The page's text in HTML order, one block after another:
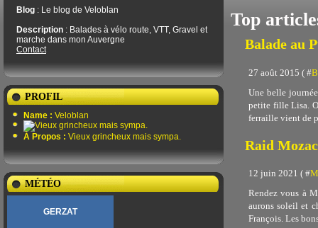
Blog : Le blog de Veloblan
Description : Balades à vélo route, VTT, Gravel et
marche dans mon Auvergne
Contact
PROFIL
Name : Veloblan
À Propos : Vieux grincheux mais sympa.
MÉTÉO
Top
Balade au
27 août 2015 ( #
Une belle
petite fille Lisa.
ferraille vient de
Raid
12 juin 2021 ( #
Rendez vous à
aurons soleil et
François. Les